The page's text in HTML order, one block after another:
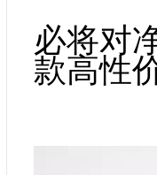
必将对
款高性